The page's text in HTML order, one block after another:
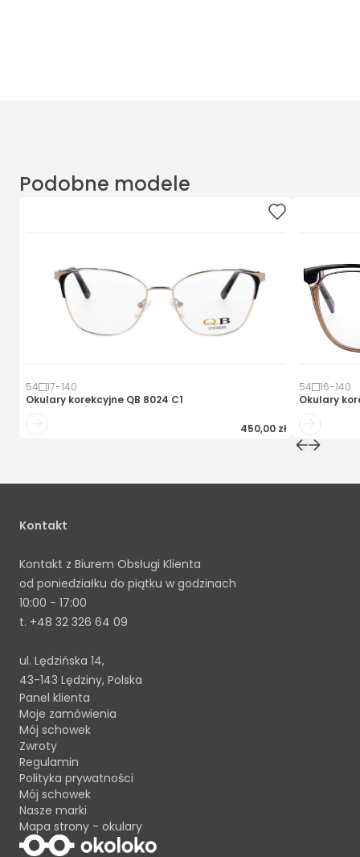
Podobne modele
54 17-140
Okulary korekcyjne QB 8024 C1
450,00 zł
54 16-140
Okulary
Kontakt
Kontakt z Biurem Obsługi Klienta
od poniedziałku do piątku w godzinach
10:00 - 17:00
t. +48 32 326 64 09
ul. Lędzińska 14,
43-143 Lędziny, Polska
Panel klienta
Moje zamówienia
Mój schowek
Zwroty
Regulamin
Polityka prywatności
Mój schowek
Nasze marki
Mapa strony - okulary